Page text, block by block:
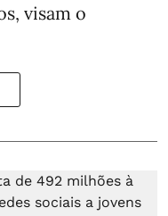
visam o